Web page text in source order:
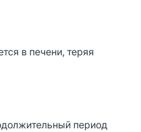
в печени, теряя
период